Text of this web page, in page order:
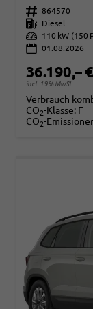
Fahrzeugnr. 864570
Kraftstoff
Diesel
Leistung
110 kW (150
01.08.2026
36.190,– €
incl. 19% MwSt.
Verbrauch
CO2-Klasse: F
CO2-